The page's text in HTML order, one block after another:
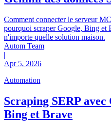
Comment connecter le serveur
pourquoi scraper Google, Bing et
n'importe quelle solution maison.
Autom Team
|
Apr 5, 2026
Automation
Scraping SERP
Bing et Brave